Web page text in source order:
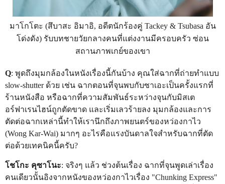
มาโกโตะ (สึบาสะ อิมาอิ, อดีตนักร้องคู่ Tackey & Tsubasa อัน
โด่งดัง) รับบทชายวัยกลางคนที่แต่งงานมีครอบครัว ซ่อน
สถานภาพเกย์ของเขา
Q: พูดถึงมุมกล้องในหนังเรื่องนี้กันบ้าง คุณใส่ฉากที่ถ่ายทำแบบ
slow-shutter ด้วย เช่น ฉากตอนที่จุนพบกับซาเอะเป็นครั้งแรกที่
ร้านหนังสือ หรือฉากที่ความสัมพันธ์ระหว่างจุนกับมิสเต
อร์ฟาเรนไฮน์ถูกตัดขาด และเริ่มเลวร้ายลง มุมกล้องและการ
ตัดต่อฉากเหล่านี้ทำให้เรานึกถึงภาพยนตร์ของหว่องกาไว
(Wong Kar-Wai) มากๆ อะไรคือแรงบันดาลใจสำหรับฉากที่ตัด
ต่อด้วยเทคนิคนี้ครับ?
โชโกะ คุซาโนะ: จริงๆ แล้ว ช่วงต้นเรื่อง ฉากที่จุนพูดเล่าเรื่อง
คนเดียวนั้นอิงจากหนังของหว่องกาไวเรื่อง "Chunking Express"